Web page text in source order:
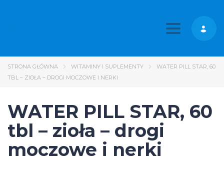
Toggle
STRONA GŁÓWNA WITAMINY I SUPLEMENTY
WATER PILL STAR, 60
TBL – ZIOŁA – DROGI MOCZOWE I NERKI
WATER PILL STAR, 60
tbl – zioła – drogi
moczowe i nerki